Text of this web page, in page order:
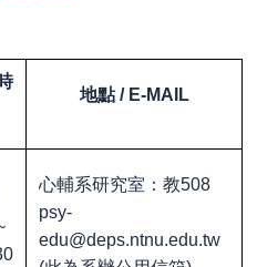
地點/ E-MAIL
心輔系研究室：教508
psy-
edu@deps.ntnu.edu.tw